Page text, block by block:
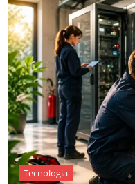
Tecnologia